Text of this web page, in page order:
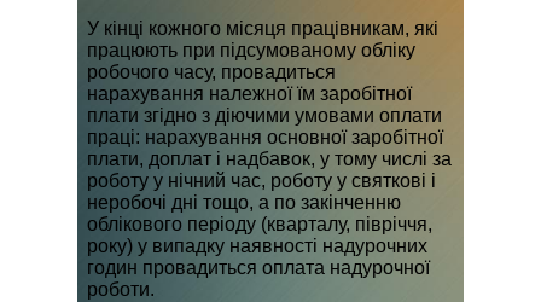
У кінці кожного місяця працівникам, які
працюють при підсумованому обліку
робочого часу, провадиться
нарахування належної їм заробітної
плати згідно з діючими умовами оплати
праці: нарахування основної заробітної
плати, доплат і надбавок, у тому числі за
роботу у нічний час, роботу у святкові і
неробочі дні тощо, а по закінченню
облікового періоду (кварталу, півріччя,
року) у випадку наявності надурочних
годин провадиться оплата надурочної
роботи.